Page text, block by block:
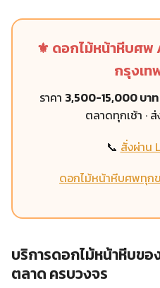
⚜️ ดอกไม้หน้าหีบศ
กรุงเท
ราคา 3,500-15,000 บาท
ตลาดทุกเช้า ·
📞 สั่งผ่าน
ดอกไม้หน้าหีบศพทุก
บริการดอกไม้หน้าหีบข
ตลาด ครบวงจร